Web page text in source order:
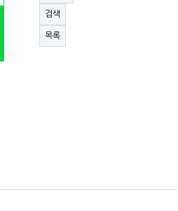
검색
목록